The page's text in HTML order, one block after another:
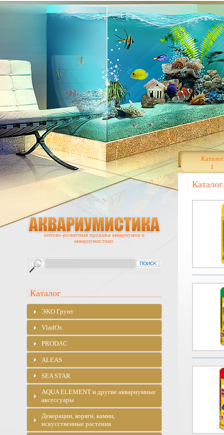
Каталог
Каталог
оптово-розничная продажа аквариумов и
аквариумистики.
Каталог
ЭKO Грунт
VladOx
PRODAC
ALEAS
SEA STAR
AQUA ELEMENT и другие аквариумные
аксессуары
Декорации, коряги, камни,
искусственные растения